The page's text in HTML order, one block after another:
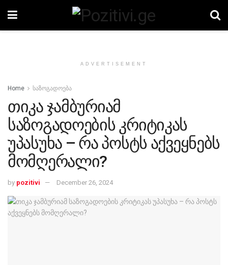
ADVERTISEMENT
Home საზოგადოება
თიკა ჯამბურიამ
საზოგადოების კრიტიკას
უპასუხა – რა პოსტს აქვეყნებს
მომღერალი?
by pozitivi December 26, 2024